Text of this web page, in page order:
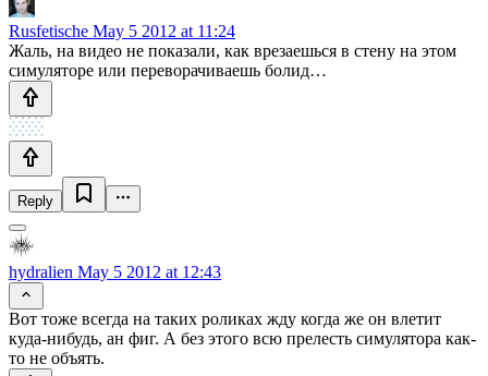
Rusfetische May 5 2012 at 11:24
Жаль, на видео не показали, как врезаешься в стену на этом
симуляторе или переворачиваешь болид…
Reply
hydralien May 5 2012 at 12:43
Вот тоже всегда на таких роликах жду когда же он влетит
куда-нибудь, ан фиг. А без этого всю прелесть симулятора как-
то не объять.